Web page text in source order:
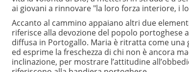
ai giovani a rinnovare "la loro forza interiore, i
Accanto al cammino appaiano altri due
riferisce alla devozione del popolo portoghese
diffusa in Portogallo. Maria è ritratta come una
ed esprime la freschezza di chi non è ancora
inclinazione, per mostrare l’attitudine